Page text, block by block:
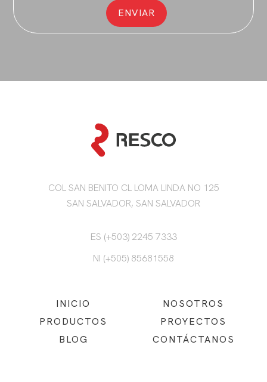
COL SAN BENITO CL LOMA LINDA NO 125
SAN SALVADOR, SAN SALVADOR
ES (+503) 2245 7333
NI (+505) 85681558
INICIO
NOSOTROS
PRODUCTOS
PROYECTOS
BLOG
CONTÁCTANOS